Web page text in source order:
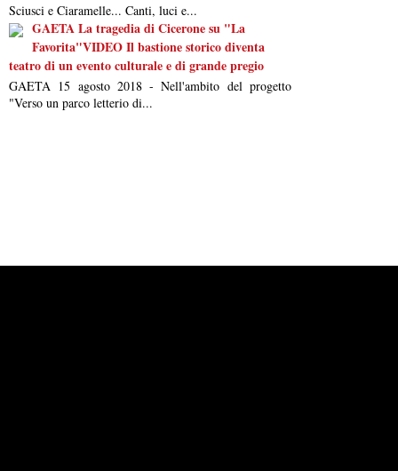
Sciusci e Ciaramelle... Canti, luci e...
GAETA La tragedia di Cicerone su "La
Favorita"VIDEO Il bastione storico diventa
teatro di un evento culturale e di grande pregio
GAETA 15 agosto 2018 - Nell'ambito del progetto
"Verso un parco letterio di...